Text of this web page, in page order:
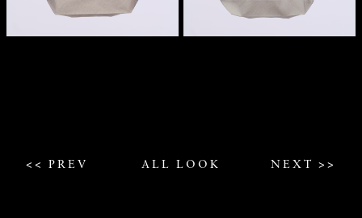
<< PREV ALL LOOK NEXT >>